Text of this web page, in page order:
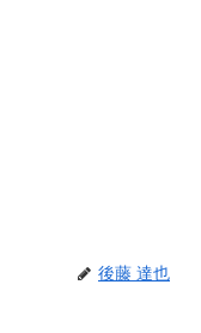
後藤 達也